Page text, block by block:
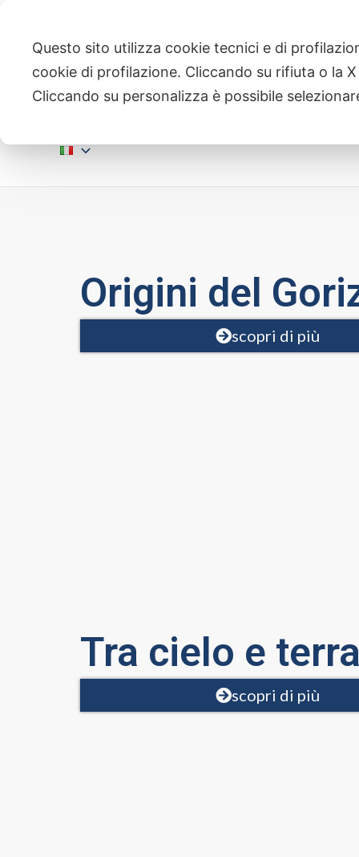
contenuto
Homepage Chi Siamo
Origini del
scopri di più
Tra cielo e
scopri di più
Questo sito utilizza cookie tecnici e di
cookie di profilazione. Cliccando su rifiuta o la
Cliccando su personalizza è possibile